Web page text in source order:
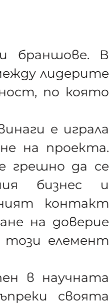
браншове. В
лидерите
по която
е играла
на проекта.
грешно да се
бизнес и
контакт
на доверие
този елемент
в научната
своята